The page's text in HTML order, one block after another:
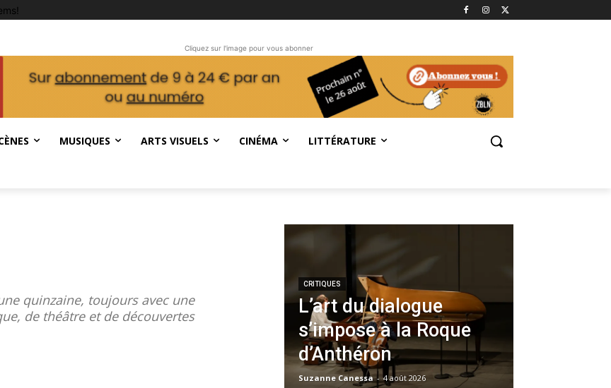
Cliquez sur l'image pour vous abonner
MUSIQUES ARTS VISUELS CINÉMA LITTÉRATURE
quinzaine, toujours avec une
de théâtre et de découvertes
CRITIQUES
L’art du dialogue
s’impose à la Roque
d’Anthéron
Suzanne Canessa - 4 août 2026